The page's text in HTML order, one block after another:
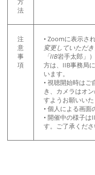
法
注
意
事
項
• Zoomに表示さ
変更していただ
「IIB岩手太郎」
方は、IIB事務局
います。
• 視聴開始時は
き、カメラはオ
すようお願いいた
• 個人による画面
• 開催中の様子は
す。ご了承くださ